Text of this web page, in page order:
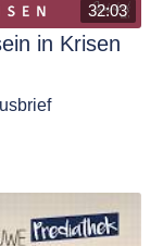
32:03
in Krisen